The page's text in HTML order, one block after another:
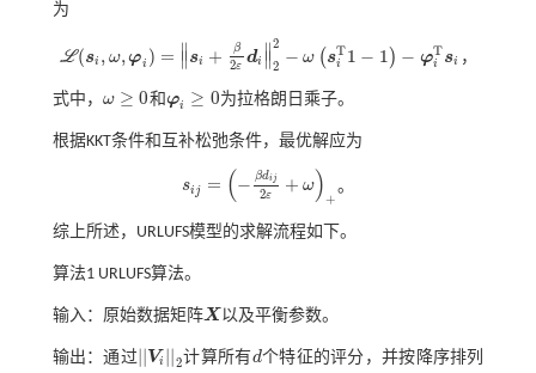
为
L(si , ω,φi ) = ∥∥ si + β
2ε
di
∥
∥
2
2 − ω ( sT
i 1 − 1) − φT
i si
ℒ( si,ω,φi)=si + β2ε d i22 -ω siT1-1 -φ Tsi ，
式中， ω ≥ 0
ω≥0 和φi ≥ 0
φi≥ 0 为拉格朗日乘子。
根据KKT条件和互补松弛条件，最优解应为
si j = (− βdij
2ε + ω)+
sij= βd j2ε+ω+ 。
综上所述，URLUFS模型的求解流程如下。
算法1URLUFS算法。
输入：原始数据矩阵X
X 以及平衡参数。
输出：通过 || Vi ||2
| |Vi |2计算所有 d
d个特征的评分，并按降序排列